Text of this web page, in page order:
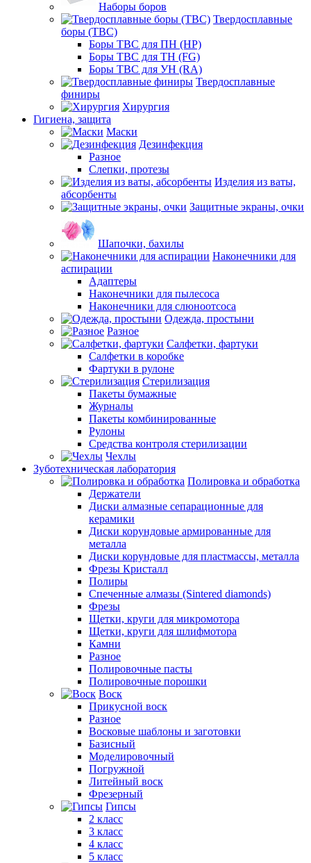
Наборы боров
Твердосплавные
боры (ТВС)
Боры ТВС для ПН (HP)
Боры ТВС для ТН (FG)
Боры ТВС для УН (RA)
Твердосплавные
финиры
Хирургия
Гигиена, защита
Маски
Дезинфекция
Разное
Слепки, протезы
Изделия из ваты,
абсорбенты
Защитные экраны, очки
Шапочки, бахилы
Наконечники для
аспирации
Адаптеры
Наконечники для пылесоса
Наконечники для слюноотсоса
Одежда, простыни
Разное
Салфетки, фартуки
Салфетки в коробке
Фартуки в рулоне
Стерилизация
Пакеты бумажные
Журналы
Пакеты комбинированные
Рулоны
Средства контроля стерилизации
Чехлы
Зуботехническая лаборатория
Полировка и обработка
Держатели
Диски алмазные сепарационные для
керамики
Диски корундовые армированные для
металла
Диски корундовые для пластмассы, металла
Фрезы Кристалл
Полиры
Спеченные алмазы (Sintered diamonds)
Фрезы
Щетки, круги для микромотора
Щетки, круги для шлифмотора
Камни
Разное
Полировочные пасты
Полировочные порошки
Воск
Прикусной воск
Разное
Восковые шаблоны и заготовки
Базисный
Моделировочный
Погружной
Литейный воск
Фрезерный
Гипсы
2 класс
3 класс
4 класс
5 класс